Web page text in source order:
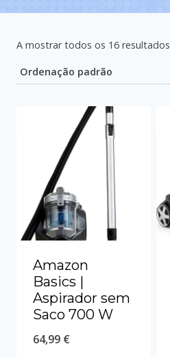
A mostrar todos os 16 resultados
Amazon
Basics |
Aspirador sem
Saco 700 W
64,99 €